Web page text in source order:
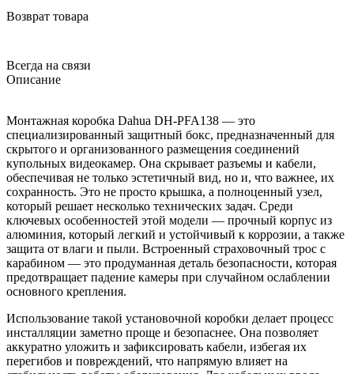
Возврат товара
Всегда на связи
Описание
Монтажная коробка Dahua DH-PFA138 — это
специализированный защитный бокс, предназначенный для
скрытого и организованного размещения соединений
купольных видеокамер. Она скрывает разъемы и кабели,
обеспечивая не только эстетичный вид, но и, что важнее, их
сохранность. Это не просто крышка, а полноценный узел,
который решает несколько технических задач. Среди
ключевых особенностей этой модели — прочный корпус из
алюминия, который легкий и устойчивый к коррозии, а также
защита от влаги и пыли. Встроенный страховочный трос с
карабином — это продуманная деталь безопасности, которая
предотвращает падение камеры при случайном ослаблении
основного крепления.
Использование такой установочной коробки делает процесс
инсталляции заметно проще и безопаснее. Она позволяет
аккуратно уложить и зафиксировать кабели, избегая их
перегибов и повреждений, что напрямую влияет на